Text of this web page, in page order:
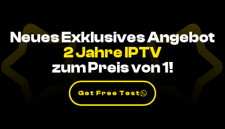
Neues Exklusives Angebot
2 Jahre IPTV
zum Preis von 1!
Get Free Test